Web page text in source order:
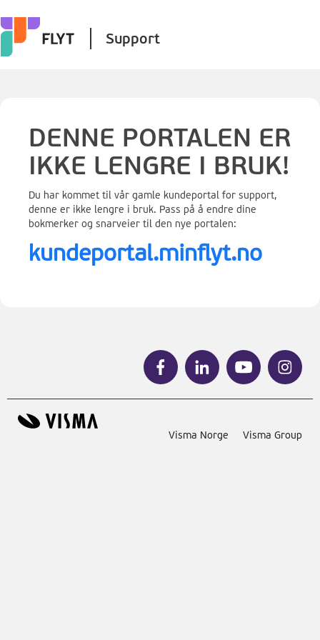
Support
DENNE PORTALEN ER
IKKE LENGRE I BRUK!
Du har kommet til vår gamle kundeportal for support,
denne er ikke lengre i bruk. Pass på å endre dine
bokmerker og snarveier til den nye portalen:
kundeportal.minflyt.no
Visma Norge Visma Group